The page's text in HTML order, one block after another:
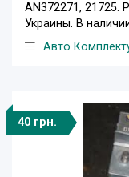
AN372271, 21725.
Украины. В
Авто
40 грн.